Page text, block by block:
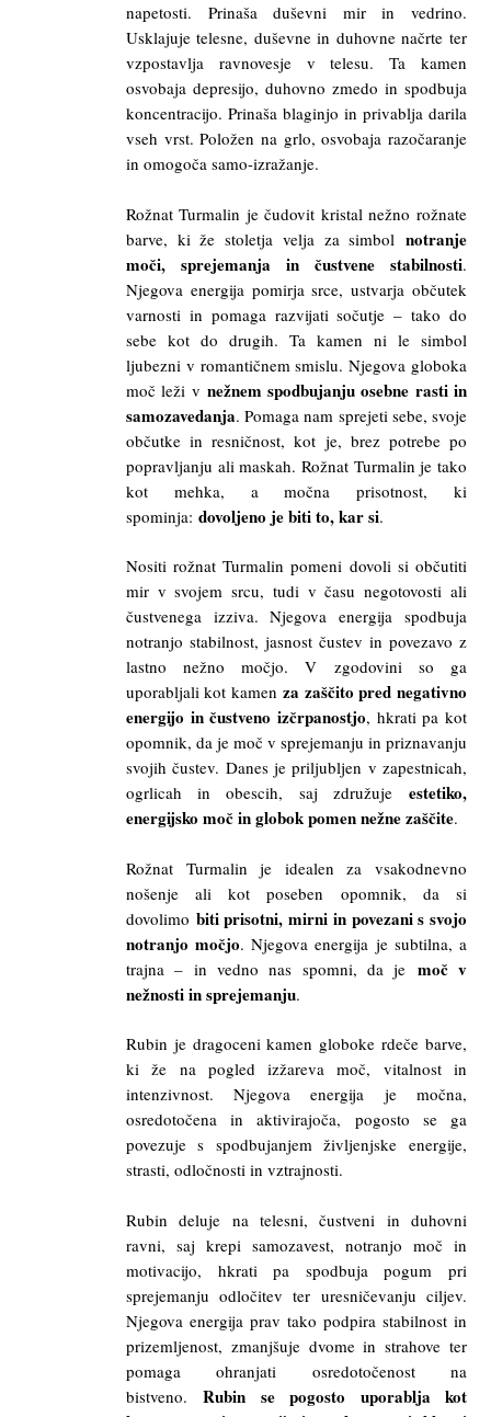
napetosti. Prinaša duševni mir in vedrino.
Usklajuje telesne, duševne in duhovne načrte ter
vzpostavlja ravnovesje v telesu. Ta kamen
osvobaja depresijo, duhovno zmedo in spodbuja
koncentracijo. Prinaša blaginjo in privablja darila
vseh vrst. Položen na grlo, osvobaja razočaranje
in omogoča samo-izražanje.
Rožnat Turmalin je čudovit kristal nežno rožnate
barve, ki že stoletja velja za simbol notranje
moči, sprejemanja in čustvene stabilnosti.
Njegova energija pomirja srce, ustvarja občutek
varnosti in pomaga razvijati sočutje – tako do
sebe kot do drugih. Ta kamen ni le simbol
ljubezni v romantičnem smislu. Njegova globoka
moč leži v nežnem spodbujanju osebne rasti in
samozavedanja. Pomaga nam sprejeti sebe, svoje
občutke in resničnost, kot je, brez potrebe po
popravljanju ali maskah. Rožnat Turmalin je tako
kot mehka, a močna prisotnost, ki
spominja: dovoljeno je biti to, kar si.
Nositi rožnat Turmalin pomeni dovoli si občutiti
mir v svojem srcu, tudi v času negotovosti ali
čustvenega izziva. Njegova energija spodbuja
notranjo stabilnost, jasnost čustev in povezavo z
lastno nežno močjo. V zgodovini so ga
uporabljali kot kamenza zaščito pred negativno
energijo in čustveno izčrpanostjo, hkrati pa kot
opomnik, da je moč v sprejemanju in priznavanju
svojih čustev. Danes je priljubljen v zapestnicah,
ogrlicah in obescih, saj združuje estetiko,
energijsko moč in globok pomen nežne zaščite.
Rožnat Turmalin je idealen za vsakodnevno
nošenje ali kot poseben opomnik, da si
dovolimo biti prisotni, mirni in povezani s svojo
notranjo močjo. Njegova energija je subtilna, a
trajna – in vedno nas spomni, da je moč v
nežnosti in sprejemanju.
Rubin je dragoceni kamen globoke rdeče barve,
ki že na pogled izžareva moč, vitalnost in
intenzivnost. Njegova energija je močna,
osredotočena in aktivirajoča, pogosto se ga
povezuje s spodbujanjem življenjske energije,
strasti, odločnosti in vztrajnosti.
Rubin deluje na telesni, čustveni in duhovni
ravni, saj krepi samozavest, notranjo moč in
motivacijo, hkrati pa spodbuja pogum pri
sprejemanju odločitev ter uresničevanju ciljev.
Njegova energija prav tako podpira stabilnost in
prizemljenost, zmanjšuje dvome in strahove ter
pomaga ohranjati osredotočenost na
bistveno.Rubin se pogosto uporablja kot